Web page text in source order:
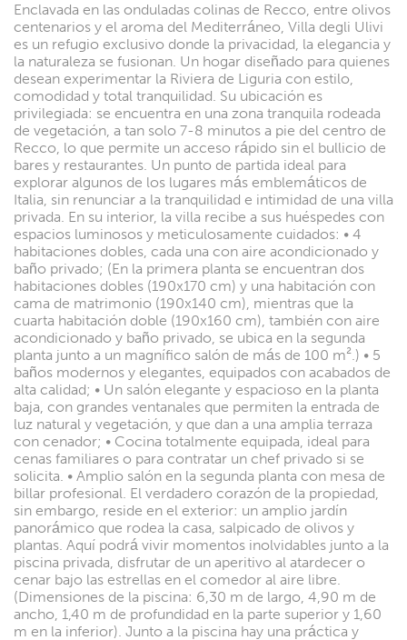
Enclavada en las onduladas colinas de Recco, entre olivos
centenarios y el aroma del Mediterráneo, Villa degli Ulivi
es un refugio exclusivo donde la privacidad, la elegancia y
la naturaleza se fusionan. Un hogar diseñado para quienes
desean experimentar la Riviera de Liguria con estilo,
comodidad y total tranquilidad. Su ubicación es
privilegiada: se encuentra en una zona tranquila rodeada
de vegetación, a tan solo 7-8 minutos a pie del centro de
Recco, lo que permite un acceso rápido sin el bullicio de
bares y restaurantes. Un punto de partida ideal para
explorar algunos de los lugares más emblemáticos de
Italia, sin renunciar a la tranquilidad e intimidad de una villa
privada. En su interior, la villa recibe a sus huéspedes con
espacios luminosos y meticulosamente cuidados: • 4
habitaciones dobles, cada una con aire acondicionado y
baño privado; (En la primera planta se encuentran dos
habitaciones dobles (190x170 cm) y una habitación con
cama de matrimonio (190x140 cm), mientras que la
cuarta habitación doble (190x160 cm), también con aire
acondicionado y baño privado, se ubica en la segunda
planta junto a un magnífico salón de más de 100 m².) • 5
baños modernos y elegantes, equipados con acabados de
alta calidad; • Un salón elegante y espacioso en la planta
baja, con grandes ventanales que permiten la entrada de
luz natural y vegetación, y que dan a una amplia terraza
con cenador; • Cocina totalmente equipada, ideal para
cenas familiares o para contratar un chef privado si se
solicita. • Amplio salón en la segunda planta con mesa de
billar profesional. El verdadero corazón de la propiedad,
sin embargo, reside en el exterior: un amplio jardín
panorámico que rodea la casa, salpicado de olivos y
plantas. Aquí podrá vivir momentos inolvidables junto a la
piscina privada, disfrutar de un aperitivo al atardecer o
cenar bajo las estrellas en el comedor al aire libre.
(Dimensiones de la piscina: 6,30 m de largo, 4,90 m de
ancho, 1,40 m de profundidad en la parte superior y 1,60
m en la inferior). Junto a la piscina hay una práctica y